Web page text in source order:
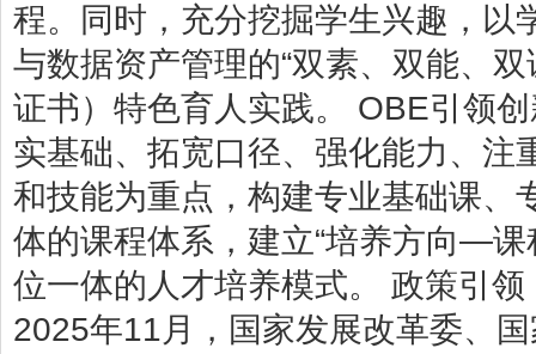
程。同时，充分挖掘学生兴趣，以
与数据资产管理的“双素、双能、
证书）特色育人实践。 OBE引领
实基础、拓宽口径、强化能力、注
和技能为重点，构建专业基础课、
体的课程体系，建立“培养方向—
位一体的人才培养模式。 政策引
2025年11月，国家发展改革委、